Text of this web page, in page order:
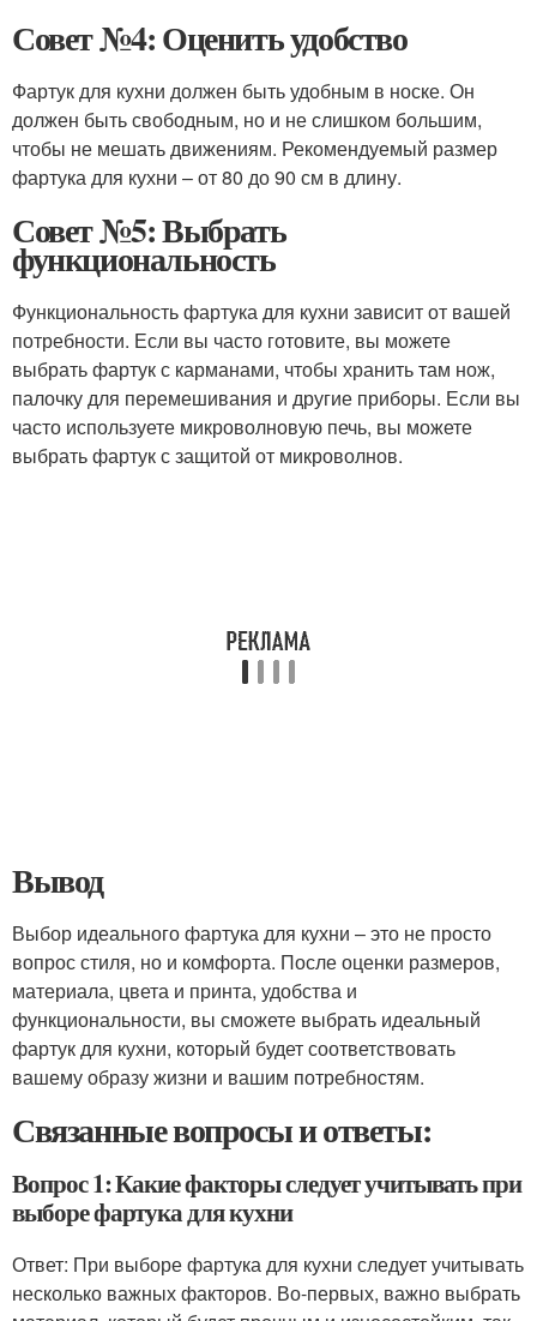
Совет №4: Оценить удобство
Фартук для кухни должен быть удобным в носке. Он
должен быть свободным, но и не слишком большим,
чтобы не мешать движениям. Рекомендуемый размер
фартука для кухни – от 80 до 90 см в длину.
Совет №5: Выбрать
функциональность
Функциональность фартука для кухни зависит от вашей
потребности. Если вы часто готовите, вы можете
выбрать фартук с карманами, чтобы хранить там нож,
палочку для перемешивания и другие приборы. Если вы
часто используете микроволновую печь, вы можете
выбрать фартук с защитой от микроволнов.
Вывод
Выбор идеального фартука для кухни – это не просто
вопрос стиля, но и комфорта. После оценки размеров,
материала, цвета и принта, удобства и
функциональности, вы сможете выбрать идеальный
фартук для кухни, который будет соответствовать
вашему образу жизни и вашим потребностям.
Связанные вопросы и ответы:
Вопрос 1: Какие факторы следует учитывать при
выборе фартука для кухни
Ответ: При выборе фартука для кухни следует учитывать
несколько важных факторов. Во-первых, важно выбрать